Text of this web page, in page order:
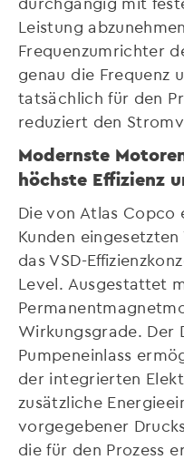
Leistung
Frequenzumrichter
genau die Frequenz
tatsächlich für den
reduziert den
Modernste
höchste Effizienz
Die von Atlas
Kunden
das VSD-
Level. Ausgestattet
Wirkungsgrade. Der
Pumpeneinlass
der integrierten
zusätzliche
vorgegebener
die für den Prozess